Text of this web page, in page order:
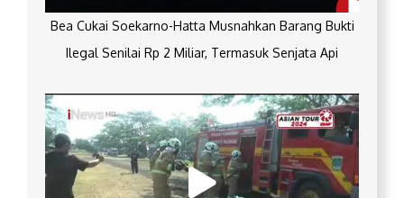
Bea Cukai Soekarno-Hatta Musnahkan Barang Bukti
Ilegal Senilai Rp 2 Miliar, Termasuk Senjata Api